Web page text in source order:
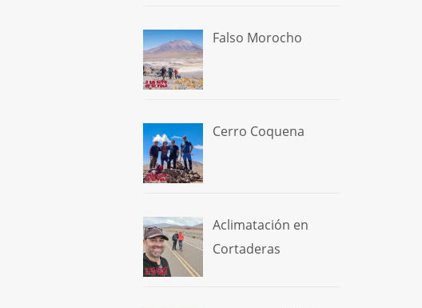
Falso Morocho
Cerro Coquena
Aclimatación en
Cortaderas